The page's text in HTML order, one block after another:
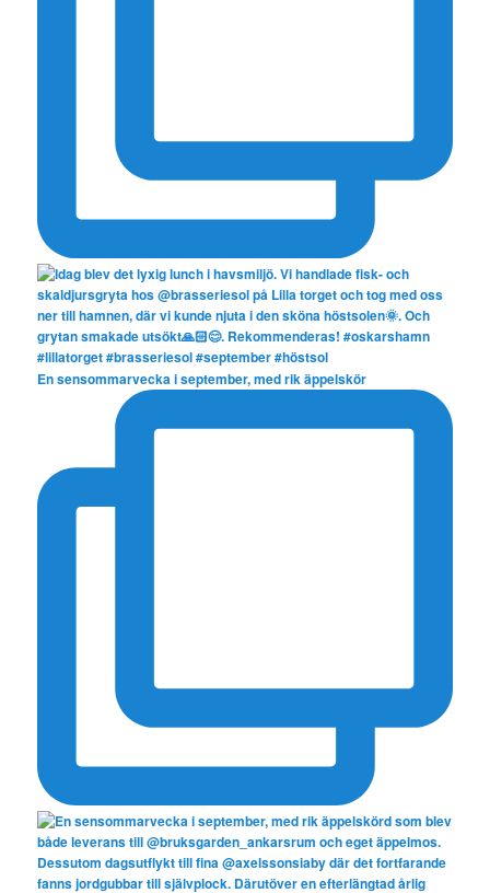
En sensommarvecka i september, med rik äppelskör